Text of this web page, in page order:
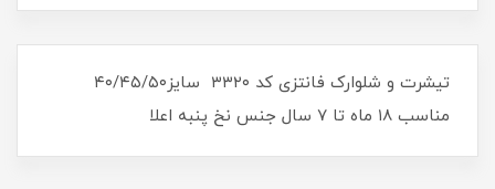
تیشرت و شلوارک فانتزی کد ۳۳۲۰ سایز۴۰/۴۵/۵۰
مناسب ۱۸ ماه تا ۷ سال جنس نخ پنبه اعلا